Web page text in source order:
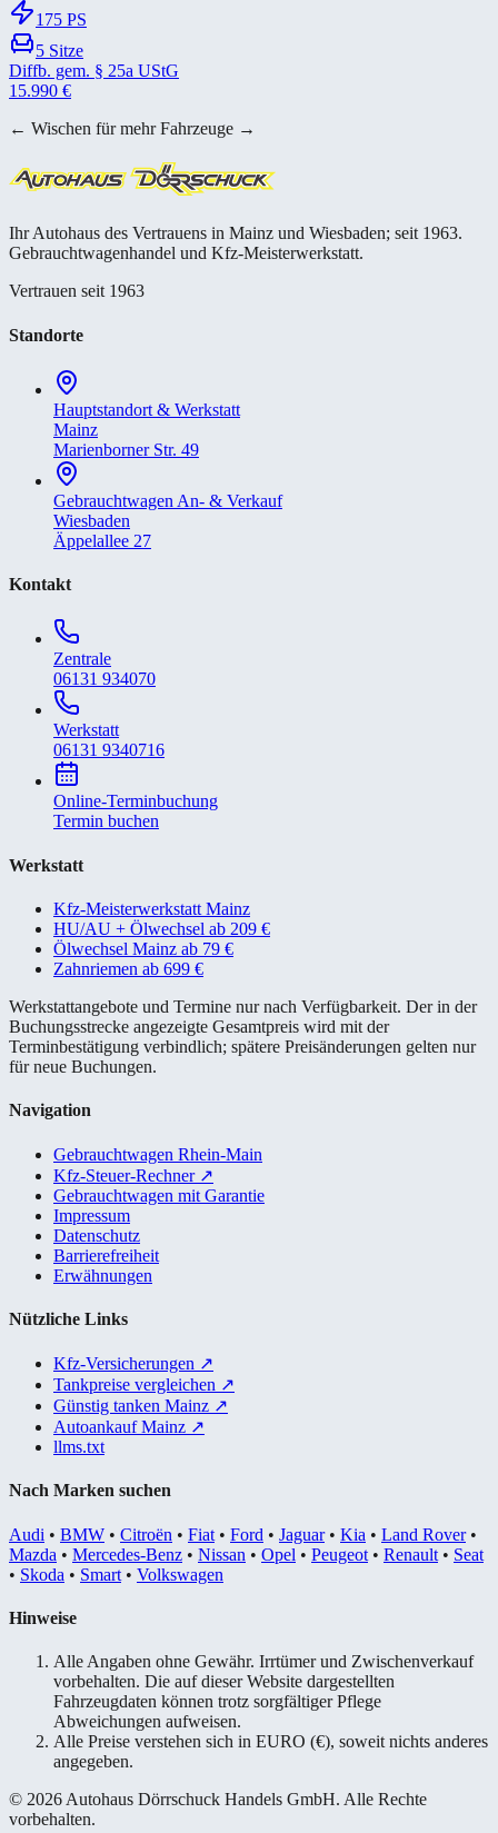
175 PS
5 Sitze
Diffb. gem. § 25a UStG
15.990 €
← Wischen für mehr Fahrzeuge →
Ihr Autohaus des Vertrauens in Mainz und Wiesbaden; seit 1963.
Gebrauchtwagenhandel und Kfz-Meisterwerkstatt.
Vertrauen seit 1963
Standorte
Hauptstandort & Werkstatt
Mainz
Marienborner Str. 49
Gebrauchtwagen An- & Verkauf
Wiesbaden
Äppelallee 27
Kontakt
Zentrale
06131 934070
Werkstatt
06131 9340716
Online-Terminbuchung
Termin buchen
Werkstatt
Kfz-Meisterwerkstatt Mainz
HU/AU + Ölwechsel ab 209 €
Ölwechsel Mainz ab 79 €
Zahnriemen ab 699 €
Werkstattangebote und Termine nur nach Verfügbarkeit. Der in der
Buchungsstrecke angezeigte Gesamtpreis wird mit der
Terminbestätigung verbindlich; spätere Preisänderungen gelten nur
für neue Buchungen.
Navigation
Gebrauchtwagen Rhein-Main
Kfz-Steuer-Rechner ↗
Gebrauchtwagen mit Garantie
Impressum
Datenschutz
Barrierefreiheit
Erwähnungen
Nützliche Links
Kfz-Versicherungen ↗
Tankpreise vergleichen ↗
Günstig tanken Mainz ↗
Autoankauf Mainz ↗
llms.txt
Nach Marken suchen
Audi • BMW • Citroën • Fiat • Ford • Jaguar• Kia • Land Rover•
Mazda • Mercedes-Benz • Nissan • Opel • Peugeot • Renault • Seat
• Skoda • Smart • Volkswagen
Hinweise
Alle Angaben ohne Gewähr. Irrtümer und Zwischenverkauf
vorbehalten. Die auf dieser Website dargestellten
Fahrzeugdaten können trotz sorgfältiger Pflege
Abweichungen aufweisen.
Alle Preise verstehen sich in EURO (€), soweit nichts anderes
angegeben.
© 2026 Autohaus Dörrschuck Handels GmbH. Alle Rechte
vorbehalten.